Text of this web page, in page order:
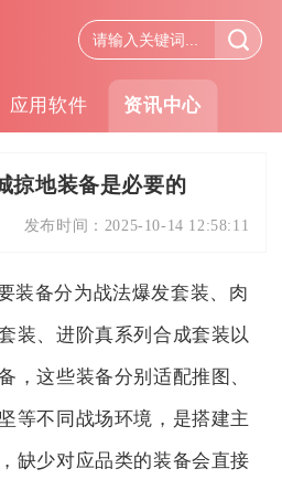
应用软件 资讯中心
掠地装备是必要的
发布时间： 2025-10-14 12:58:11
装备分为战法爆发套装、肉
装、进阶真系列合成套装以
，这些装备分别适配推图、
等不同战场环境，是搭建主
缺少对应品类的装备会直接